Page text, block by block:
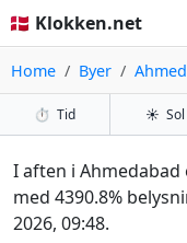
🇩🇰 Klokken.net
Home Byer
⏱️ Tid ☀️ Sol
I aften i
med 4390.8%
2026, 09:48.